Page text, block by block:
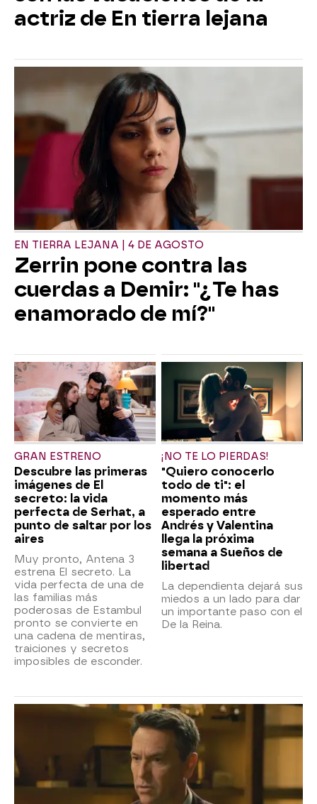
actriz de En tierra lejana
EN TIERRA LEJANA | 4 DE AGOSTO
Zerrin pone contra las
cuerdas a Demir: "¿Te has
enamorado de mí?"
GRAN ESTRENO
Descubre las primeras
imágenes de El
secreto: la vida
perfecta de Serhat, a
punto de saltar por los
aires
Muy pronto, Antena 3
estrena El secreto. La
vida perfecta de una de
las familias más
poderosas de Estambul
pronto se convierte en
una cadena de mentiras,
traiciones y secretos
imposibles de esconder.
¡NO TE LO PIERDAS!
"Quiero conocerlo
todo de ti": el
momento más
esperado entre
Andrés y Valentina
llega la próxima
semana a Sueños de
libertad
La dependienta dejará sus
miedos a un lado para dar
un importante paso con el
De la Reina.